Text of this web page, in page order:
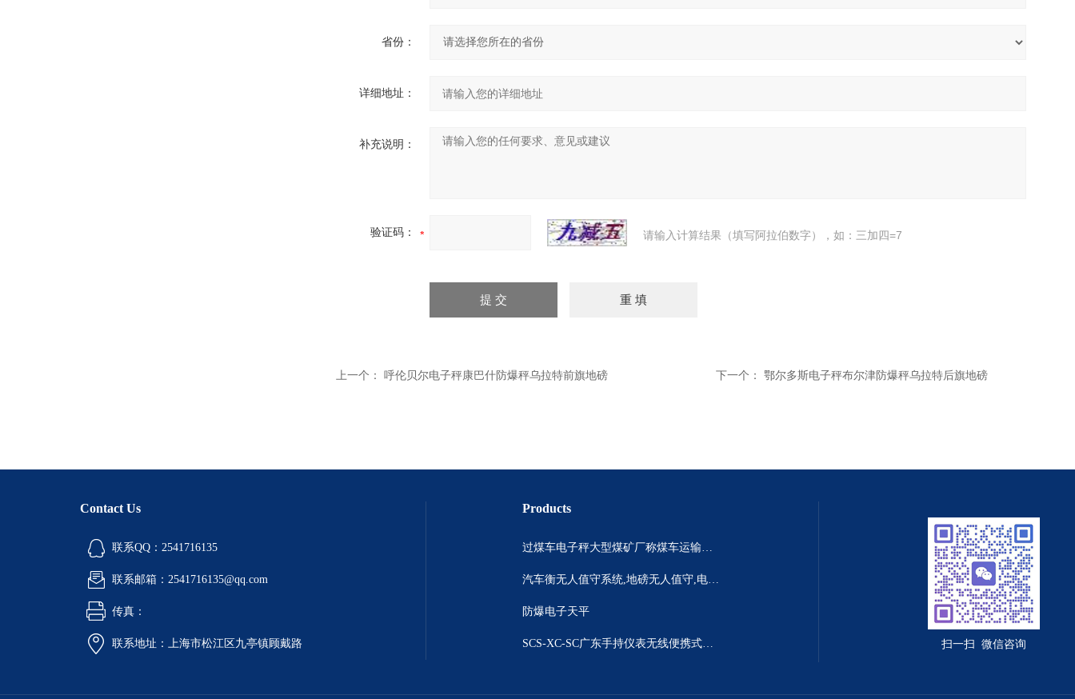
省份：
详细地址：
补充说明：
验证码： 请输入计算结果（填写阿拉伯数字），如：三加四=7
上一个： 呼伦贝尔电子秤康巴什防爆秤乌拉特前旗地磅 下一个： 鄂尔多斯电子秤布尔津防爆秤乌拉特后旗地磅
Contact Us
联系QQ：2541716135
联系邮箱：2541716135@qq.com
传真：
联系地址：上海市松江区九亭镇顾戴路
Products
过煤车电子秤大型煤矿厂称煤车运输过120吨汽车过磅称~山西晋城市150吨卡车过磅称.内蒙古重型100吨货车过磅称
汽车衡无人值守系统,地磅无人值守,电子地磅无人值守智能化系统
防爆电子天平
SCS-XC-SC广东手持仪表无线便携式汽车衡 *便携式称重仪 扫一扫 微信咨询